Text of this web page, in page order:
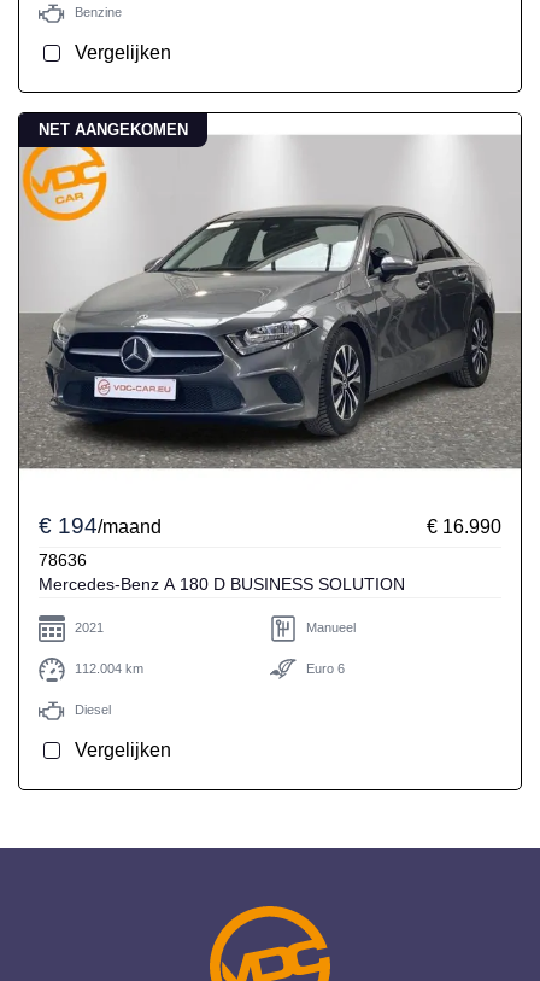
Benzine
Vergelijken
NET AANGEKOMEN
€ 194/maand € 16.990
78636
Mercedes-Benz A 180 D BUSINESS SOLUTION
2021 Manueel
112.004 km Euro 6
Diesel
Vergelijken